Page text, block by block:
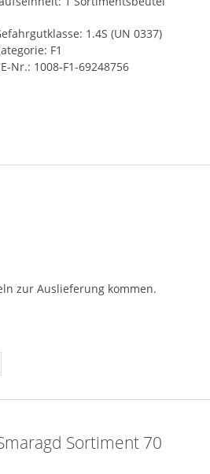
1.4S (UN 0337)
F1
Nr.: 1008-F1-69248756
zur Auslieferung kommen.
Sortiment 70